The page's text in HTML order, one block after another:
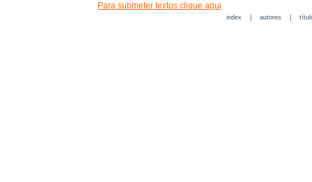
Para submeter textos clique aqui
index| autores|